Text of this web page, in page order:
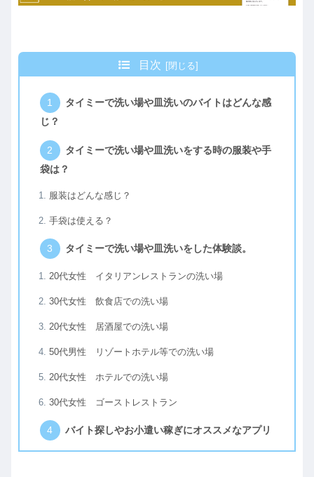
目次
タイミーで洗い場や皿洗いのバイトはどんな感
じ？
タイミーで洗い場や皿洗いをする時の服装や手
袋は？
服装はどんな感じ？
手袋は使える？
タイミーで洗い場や皿洗いをした体験談。
20代女性 イタリアンレストランの洗い場
30代女性 飲食店での洗い場
20代女性 居酒屋での洗い場
50代男性 リゾートホテル等での洗い場
20代女性 ホテルでの洗い場
30代女性 ゴーストレストラン
バイト探しやお小遣い稼ぎにオススメなアプリ